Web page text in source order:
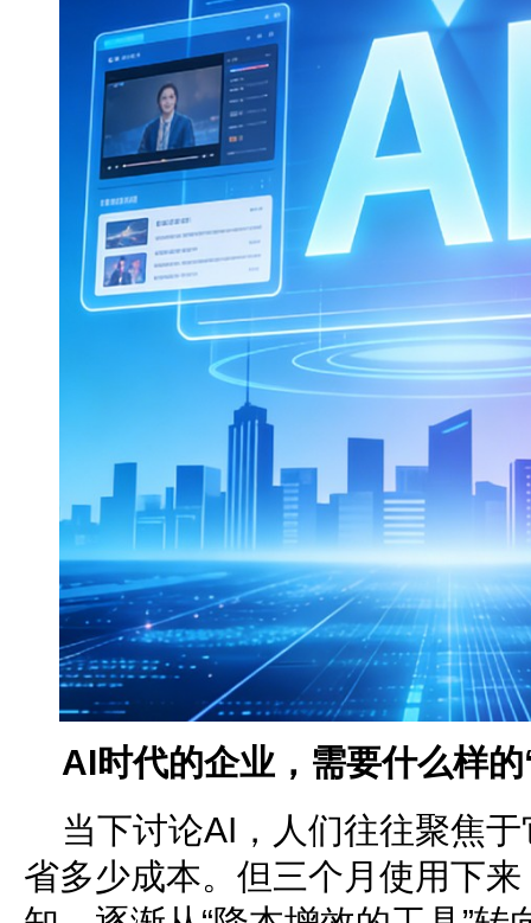
AI时代的企业，需要什么样的
当下讨论AI，人们往往聚焦
省多少成本。但三个月使用下